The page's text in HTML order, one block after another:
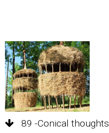
89 -Conical thoughts